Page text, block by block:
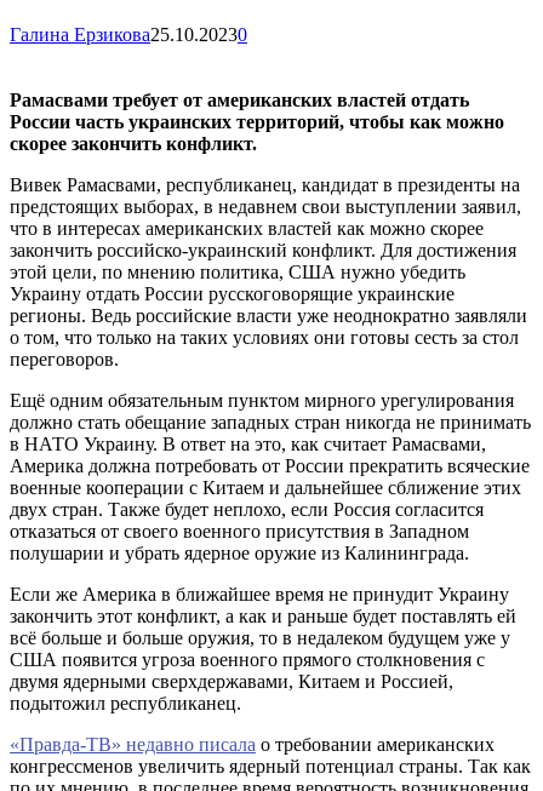
Галина Ерзикова25.10.20230
Рамасвами требует от американских властей отдать
России часть украинских территорий, чтобы как можно
скорее закончить конфликт.
Вивек Рамасвами, республиканец, кандидат в президенты на
предстоящих выборах, в недавнем свои выступлении заявил,
что в интересах американских властей как можно скорее
закончить российско-украинский конфликт. Для достижения
этой цели, по мнению политика, США нужно убедить
Украину отдать России русскоговорящие украинские
регионы. Ведь российские власти уже неоднократно заявляли
о том, что только на таких условиях они готовы сесть за стол
переговоров.
Ещё одним обязательным пунктом мирного урегулирования
должно стать обещание западных стран никогда не принимать
в НАТО Украину. В ответ на это, как считает Рамасвами,
Америка должна потребовать от России прекратить всяческие
военные кооперации с Китаем и дальнейшее сближение этих
двух стран. Также будет неплохо, если Россия согласится
отказаться от своего военного присутствия в Западном
полушарии и убрать ядерное оружие из Калининграда.
Если же Америка в ближайшее время не принудит Украину
закончить этот конфликт, а как и раньше будет поставлять ей
всё больше и больше оружия, то в недалеком будущем уже у
США появится угроза военного прямого столкновения с
двумя ядерными сверхдержавами, Китаем и Россией,
подытожил республиканец.
«Правда-ТВ» недавно писала о требовании американских
конгрессменов увеличить ядерный потенциал страны. Так как